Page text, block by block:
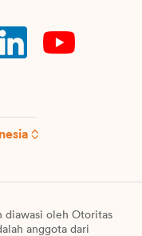
diawasi oleh Otoritas
anggota dari